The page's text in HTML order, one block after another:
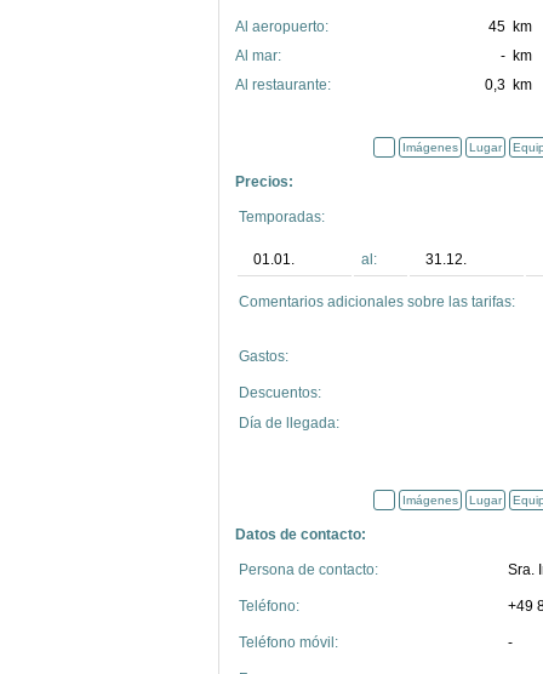
45 km
Al aeropuerto:
- km
Al mar:
0,3 km
Al restaurante:
Imágenes Lugar
Precios:
Temporadas:
01.01. al: 31.12.
Comentarios adicionales sobre las tarifas:
Gastos:
Descuentos:
Día de llegada:
Imágenes Lugar
Datos de contacto:
Persona de contacto: Sra.
Teléfono: +49
Teléfono móvil: -